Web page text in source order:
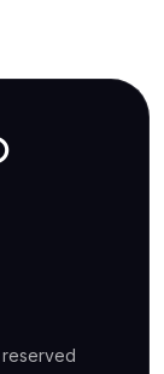
reserved